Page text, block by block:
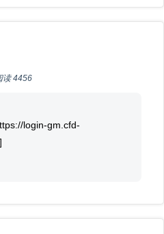
读 4456
login-gm.cfd-